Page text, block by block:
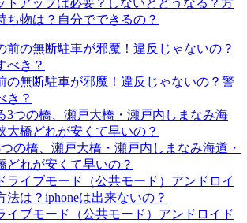
トアップは必要？しないとどうなる？方
ち物は？自分でできるの？
の無断駐車が邪魔！違反じゃないの？警
き？
の橋、瀬戸大橋・瀬戸内しまなみ海道・
どれが安くて早いの？
イブモード（公共モード）アンドロイド